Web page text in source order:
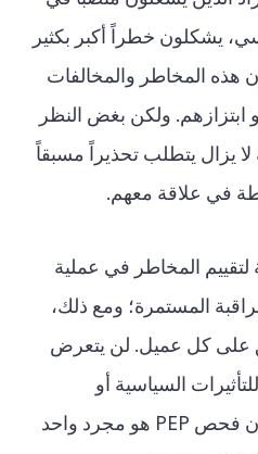
يشكلون خطراً أكبر بكثير
هذه المخاطر والمخالفات
ولكن بغض النظر
لا يزال يتطلب تحذيراً مسبقاً
في علاقة معهم.
لتقييم المخاطر في عملية
المستمرة؛ ومع ذلك،
على كل عميل. لن يتعرض
السياسية أو
الأرستقراطية، وبالتالي، فإن فحص PEP هو مجرد واحد